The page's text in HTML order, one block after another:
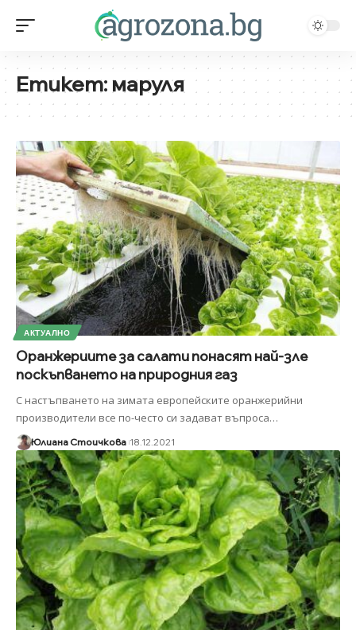
Етикет:маруля
АКТУАЛНО
Оранжериите за салати понасят най-зле
поскъпването на природния газ
С настъпването на зимата европейските оранжерийни
производители все по-често си задават въпроса…
Юлиана Стоичкова 18.12.2021